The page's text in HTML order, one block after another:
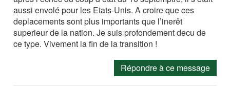
aussi envolé pour les Etats-Unis. A croire que ces
deplacements sont plus importants que l’inerêt
superieur de la nation. Je suis profondement decu de
ce type. Vivement la fin de la transition !
Répondre à ce message